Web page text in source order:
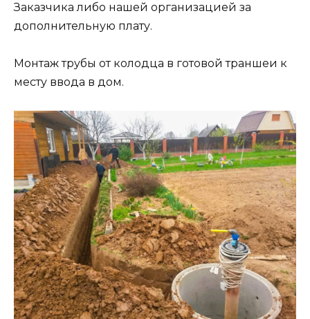
Заказчика либо нашей организацией за
дополнительную плату.
Монтаж трубы от колодца в готовой траншеи к
месту ввода в дом.